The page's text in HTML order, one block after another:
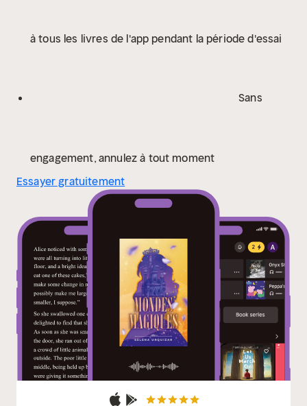
à tous les livres de l'app pendant la période d'essai
Sans
engagement, annulez à tout moment
Essayer gratuitement